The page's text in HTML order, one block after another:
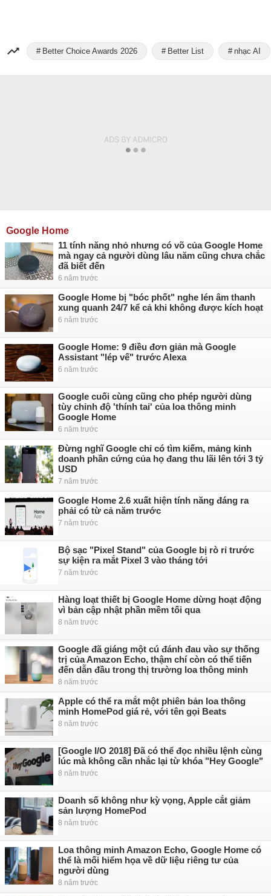
Better Choice Awards 2026 Better List nhạc AI
Google Home
11 tính năng nhỏ nhưng có võ của Google Home
mà ngay cả người dùng lâu năm cũng chưa chắc
đã biết đến
6 năm trước
Google Home bị "bóc phốt" nghe lén âm thanh
xung quanh 24/7 kể cả khi không được kích hoạt
6 năm trước
Google Home: 9 điều đơn giản mà Google
Assistant "lép vế" trước Alexa
6 năm trước
Google cuối cùng cũng cho phép người dùng
tùy chỉnh độ 'thính tai' của loa thông minh
Google Home
6 năm trước
Đừng nghĩ Google chỉ có tìm kiếm, mảng kinh
doanh phần cứng của họ đang thu lãi lên tới 3 tỷ
USD
7 năm trước
Google Home 2.6 xuất hiện tính năng đáng ra
phải có từ cả năm trước
7 năm trước
Bộ sạc "Pixel Stand" của Google bị rò rỉ trước
sự kiện ra mắt Pixel 3 vào tháng tới
7 năm trước
Hàng loạt thiết bị Google Home dừng hoạt động
vì bản cập nhật phần mềm tối qua
8 năm trước
Google đã giáng một cú đánh đau vào sự thống
trị của Amazon Echo, thậm chí còn có thể tiến
đến dẫn đầu trong thị trường loa thông minh
8 năm trước
Apple có thể ra mắt một phiên bản loa thông
minh HomePod giá rẻ, với tên gọi Beats
8 năm trước
[Google I/O 2018] Đã có thể đọc nhiều lệnh cùng
lúc mà không cần nhắc lại từ khóa "Hey Google"
8 năm trước
Doanh số không như kỳ vọng, Apple cắt giảm
sản lượng HomePod
8 năm trước
Loa thông minh Amazon Echo, Google Home có
thể là mối hiểm họa về dữ liệu riêng tư của
người dùng
8 năm trước